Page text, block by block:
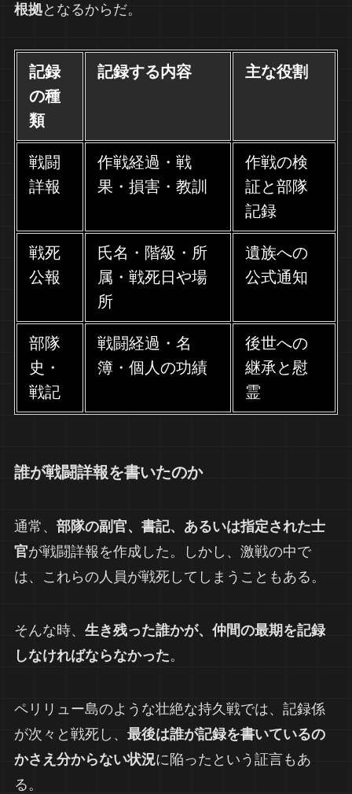
根拠となるからだ。
記録
の種
類
記録する内容 主な役割
戦闘
詳報
作戦経過・戦
果・損害・教訓
作戦の検
証と部隊
記録
戦死
公報
氏名・階級・所
属・戦死日や場
所
遺族への
公式通知
部隊
史・
戦記
戦闘経過・名
簿・個人の功績
後世への
継承と慰
霊
誰が戦闘詳報を書いたのか
通常、 部隊の副官、書記、あるいは指定された士
官が戦闘詳報を作成した。しかし、激戦の中で
は、これらの人員が戦死してしまうこともある。
そんな時、 生き残った誰かが、仲間の最期を記録
しなければならなかった。
ペリリュー島のような壮絶な持久戦では、記録係
が次々と戦死し、 最後は誰が記録を書いているの
かさえ分からない状況に陥ったという証言もあ
る。